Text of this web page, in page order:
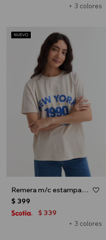
+ 3 colores
Remera m/c estampada colección Urbana - Crudo
+ 3 colores
$ 399
$ 339